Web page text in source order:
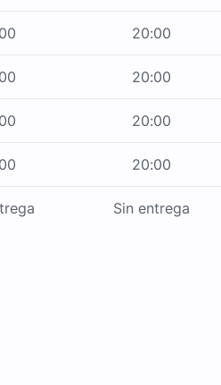
20:00
20:00
20:00
20:00
Sin entrega